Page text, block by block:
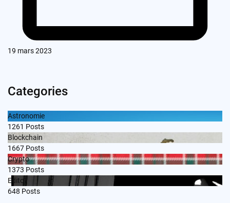
19 mars 2023
Categories
Astronomie
1261 Posts
Blockchain
1667 Posts
Crypto
1373 Posts
Edito
648 Posts